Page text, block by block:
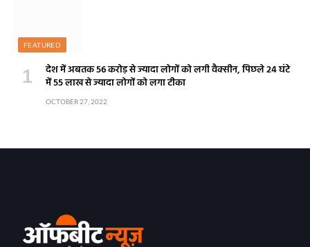
FEATURED
देश में अबतक 56 करोड़ से ज्यादा लोगों को लगी वैक्सीन, पिछले 24 घंटे
में 55 लाख से ज्यादा लोगों को लगा टीका
OCTOBER 27, 2022